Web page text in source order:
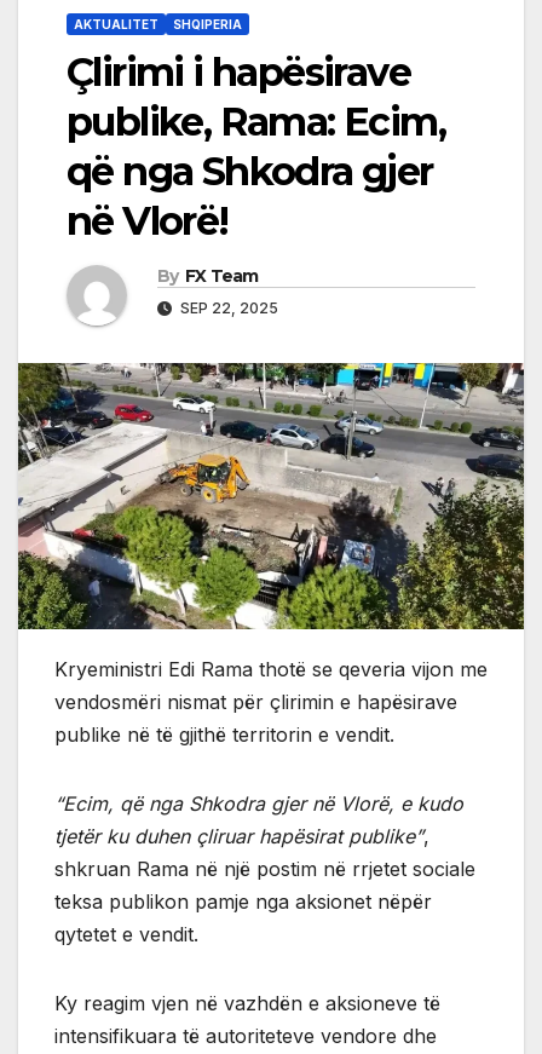
AKTUALITET SHQIPERIA
Çlirimi i hapësirave
publike, Rama: Ecim,
që nga Shkodra gjer
në Vlorë!
By FX Team
SEP 22, 2025
Kryeministri Edi Rama thotë se qeveria vijon me
vendosmëri nismat për çlirimin e hapësirave
publike në të gjithë territorin e vendit.
“Ecim, që nga Shkodra gjer në Vlorë, e kudo
tjetër ku duhen çliruar hapësirat publike”,
shkruan Rama në një postim në rrjetet sociale
teksa publikon pamje nga aksionet nëpër
qytetet e vendit.
Ky reagim vjen në vazhdën e aksioneve të
intensifikuara të autoriteteve vendore dhe